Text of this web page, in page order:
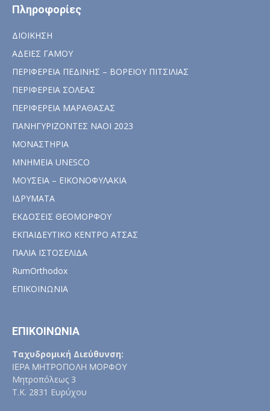
Πληροφορίες
ΔΙΟΙΚΗΣΗ
ΑΔΕΙΕΣ ΓΑΜΟΥ
ΠΕΡΙΦΕΡΕΙΑ ΠΕΔΙΝΗΣ – ΒΟΡΕΙΟΥ ΠΙΤΣΙΛΙΑΣ
ΠΕΡΙΦΕΡΕΙΑ ΣΟΛΕΑΣ
ΠΕΡΙΦΕΡΕΙΑ ΜΑΡΑΘΑΣΑΣ
ΠΑΝΗΓΥΡΙΖΟΝΤΕΣ ΝΑΟΙ 2023
ΜΟΝΑΣΤΗΡΙΑ
ΜΝΗΜΕΙΑ UNESCO
ΜΟΥΣΕΙΑ – ΕΙΚΟΝΟΦΥΛΑΚΙΑ
ΙΔΡΥΜΑΤΑ
ΕΚΔΟΣΕΙΣ ΘΕΟΜΟΡΦΟΥ
ΕΚΠΑΙΔΕΥΤΙΚΟ ΚΕΝΤΡΟ ΑΤΣΑΣ
ΠΑΛΙΑ ΙΣΤΟΣΕΛΙΔΑ
RumOrthodox
ΕΠΙΚΟΙΝΩΝΙΑ
ΕΠΙΚΟΙΝΩΝΙΑ
Ταχυδρομική Διεύθυνση:
ΙΕΡΑ ΜΗΤΡΟΠΟΛΗ ΜΟΡΦΟΥ
Μητροπόλεως 3
Τ.Κ. 2831 Ευρύχου